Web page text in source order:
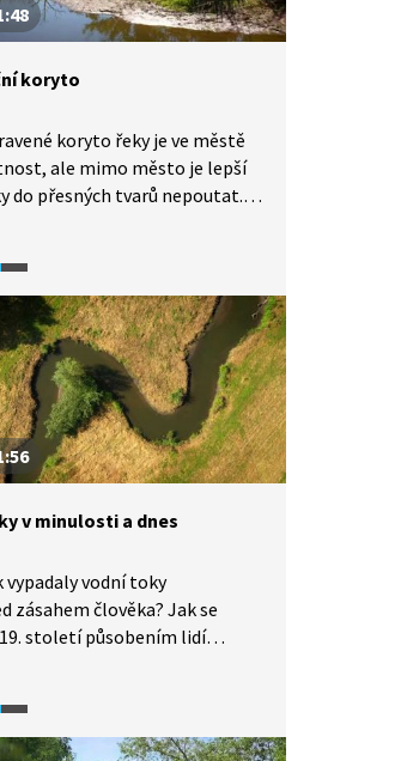
koryto
koryto řeky je ve městě
ale mimo město je lepší
do přesných tvarů nepoutat.
v minulosti a dnes
vypadaly vodní toky
zásahem člověka? Jak se
století působením lidí
se ale ukázalo být
což vidíme hlavně, když